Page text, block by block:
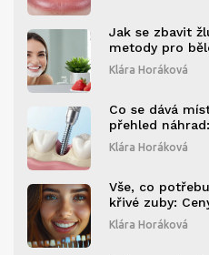
Jak se zbavit
metody pro
Klára Horáková
Co se dává
přehled
fazety
Klára Horáková
Vše, co
křivé zuby:
Klára Horáková